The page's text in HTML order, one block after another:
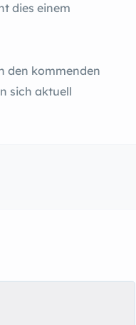
dies einem
den kommenden
sich aktuell